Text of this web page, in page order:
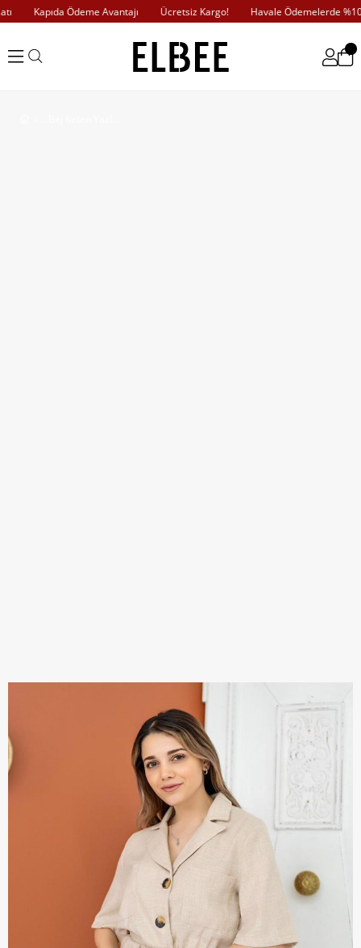
Kapıda Ödeme Avantajı Ücretsiz Kargo! Havale Ödemelerde %10